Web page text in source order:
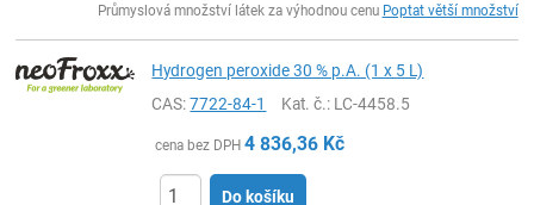
Průmyslová množství látek za výhodnou cenu Poptat větší množství
Hydrogen peroxide 30 % p.A. (1 x 5 L)
CAS:7722-84-1 Kat. č.: LC-4458.5
cena bez DPH 4 836,36 Kč
Do košíku